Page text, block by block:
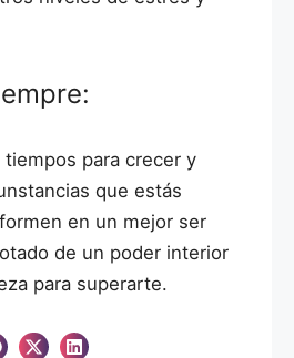
para crecer y
que estás
en un mejor ser
de un poder interior
para superarte.